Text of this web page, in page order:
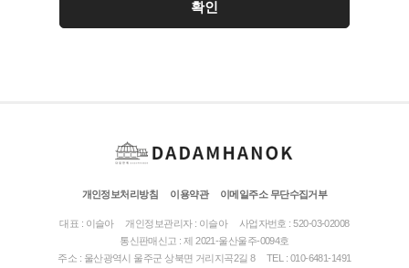
개인정보처리방침 이용약관 이메일주소 무단수집거부
대표 : 이슬아 개인정보관리자 : 이슬아
사업자번호 : 520-03-02008
통신판매신고 : 제 2021-울산울주-0094호
주소 : 울산광역시 울주군 상북면 거리지곡2길 8
TEL : 010-6481-1491